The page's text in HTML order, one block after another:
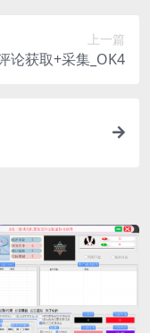
上一篇
论获取+采集_OK4